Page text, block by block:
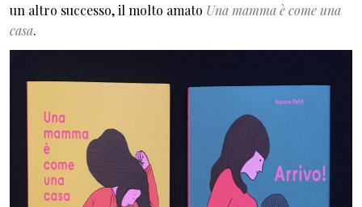
un altro successo, il molto amato Una mamma è come una
casa.